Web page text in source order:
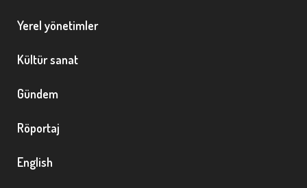
Yerel yönetimler
Kültür sanat
Gündem
Röportaj
English